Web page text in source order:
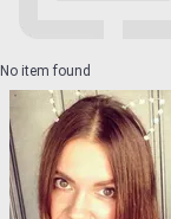
No item found